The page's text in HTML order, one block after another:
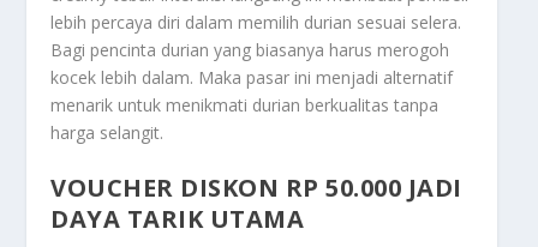
lebih percaya diri dalam memilih durian sesuai selera.
Bagi pencinta durian yang biasanya harus merogoh
kocek lebih dalam. Maka pasar ini menjadi alternatif
menarik untuk menikmati durian berkualitas tanpa
harga selangit.
VOUCHER DISKON RP 50.000 JADI
DAYA TARIK UTAMA